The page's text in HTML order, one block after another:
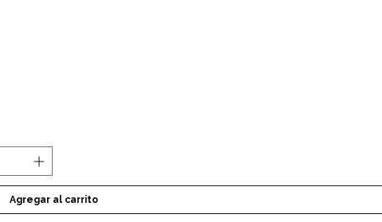
Agregar al carrito